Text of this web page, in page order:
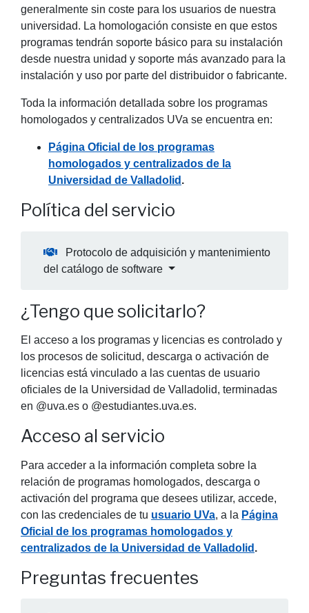
generalmente sin coste para los usuarios de nuestra
universidad. La homologación consiste en que estos
programas tendrán soporte básico para su instalación
desde nuestra unidad y soporte más avanzado para la
instalación y uso por parte del distribuidor o fabricante.
Toda la información detallada sobre los programas
homologados y centralizados UVa se encuentra en:
Página Oficial de los programas
homologados y centralizados de la
Universidad de Valladolid .
Política del servicio
Protocolo de adquisición y mantenimiento
del catálogo de software
¿Tengo que solicitarlo?
El acceso a los programas y licencias es controlado y
los procesos de solicitud, descarga o activación de
licencias está vinculado a las cuentas de usuario
oficiales de la Universidad de Valladolid, terminadas
en @uva.es o @estudiantes.uva.es.
Acceso al servicio
Para acceder a la información completa sobre la
relación de programas homologados, descarga o
activación del programa que desees utilizar, accede,
con las credenciales de tu usuario UVa, a la Página
Oficial de los programas homologados y
centralizados de la Universidad de Valladolid .
Preguntas frecuentes